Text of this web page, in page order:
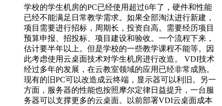
学校的学生机房的PC已经使用超过6年了，硬件和性能
已经不能满足日常教学需求。如果全部淘汰进行新建，
项目需要进行招标，周期长，投资自高。需要经历项目
预算申报、招投标、项目建设和验收。一个流程下来，
估计要半年以上。但是学校的一些教学课程不能等。因
此考虑使用云桌面技术对学生机房进行改造。 VDI技术
经过多年的发展，在云教室领域的应用已经非常成熟。
现有的旧PC可以改造成云终端，显示器可以利旧。另一
方面，服务器的性能也按照摩尔定律日益提升，一台服
务器可以支撑更多的云桌面。以前部署VDI云桌面成本